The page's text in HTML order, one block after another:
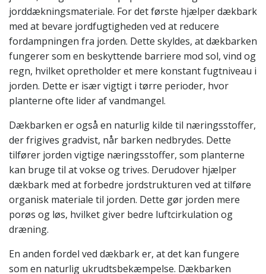
jorddækningsmateriale. For det første hjælper dækbark
med at bevare jordfugtigheden ved at reducere
fordampningen fra jorden. Dette skyldes, at dækbarken
fungerer som en beskyttende barriere mod sol, vind og
regn, hvilket opretholder et mere konstant fugtniveau i
jorden. Dette er især vigtigt i tørre perioder, hvor
planterne ofte lider af vandmangel.
Dækbarken er også en naturlig kilde til næringsstoffer,
der frigives gradvist, når barken nedbrydes. Dette
tilfører jorden vigtige næringsstoffer, som planterne
kan bruge til at vokse og trives. Derudover hjælper
dækbark med at forbedre jordstrukturen ved at tilføre
organisk materiale til jorden. Dette gør jorden mere
porøs og løs, hvilket giver bedre luftcirkulation og
dræning.
En anden fordel ved dækbark er, at det kan fungere
som en naturlig ukrudtsbekæmpelse. Dækbarken